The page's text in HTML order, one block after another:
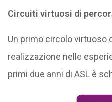
Circuiti virtuosi di
Un primo circolo virtuoso
realizzazione nelle
primi due anni di ASL è